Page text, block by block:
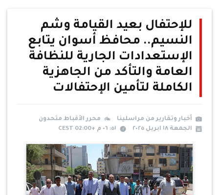
للإحتفال بعيد القيامة وشم
النسيم.. محافظ أسوان يتابع
الإستعدادات الجارية للنظافة
العامة والتأكد من الجاهزية
الكاملة لتأمين الإحتفالات
أخبار وتقارير من مراسلينا
محرر الأقباط متحدون
الجمعة ١٨ ابريل ٢٠٢٥
٥١: ٠٦ م +02:00 CEST